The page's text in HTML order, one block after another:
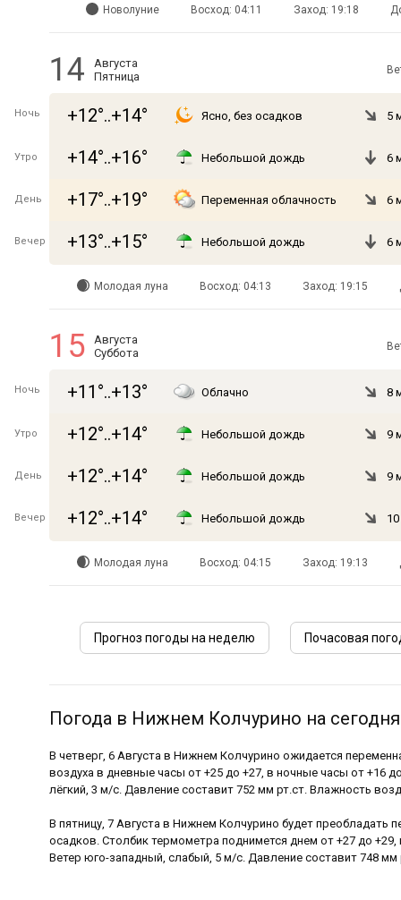
Новолуние Восход: 04:11 Заход: 19:18
14
Августа
Пятница
Ночь +12°..+14° Ясно, без осадков 5
Утро +14°..+16° Небольшой дождь 6
День +17°..+19° Переменная облачность 6
Вечер +13°..+15° Небольшой дождь 6
Молодая луна Восход: 04:13 Заход: 19:15
15
Августа
Суббота
Ночь +11°..+13° Облачно 8
Утро +12°..+14° Небольшой дождь 9
День +12°..+14° Небольшой дождь 9
Вечер +12°..+14° Небольшой дождь
Молодая луна Восход: 04:15 Заход: 19:13
Прогноз погоды на неделю Почасовая
Погода в Нижнем Колчурино на сегодня
В четверг, 6 Августа в Нижнем Колчурино ожидается
воздуха в дневные часы от +25 до +27, в ночные часы от +16
лёгкий, 3 м/с. Давление составит 752 мм рт.ст. Влажность
В пятницу, 7 Августа в Нижнем Колчурино будет преобладать
осадков. Столбик термометра поднимется днем от +27 до +29,
Ветер юго-западный, слабый, 5 м/с. Давление составит 748 мм